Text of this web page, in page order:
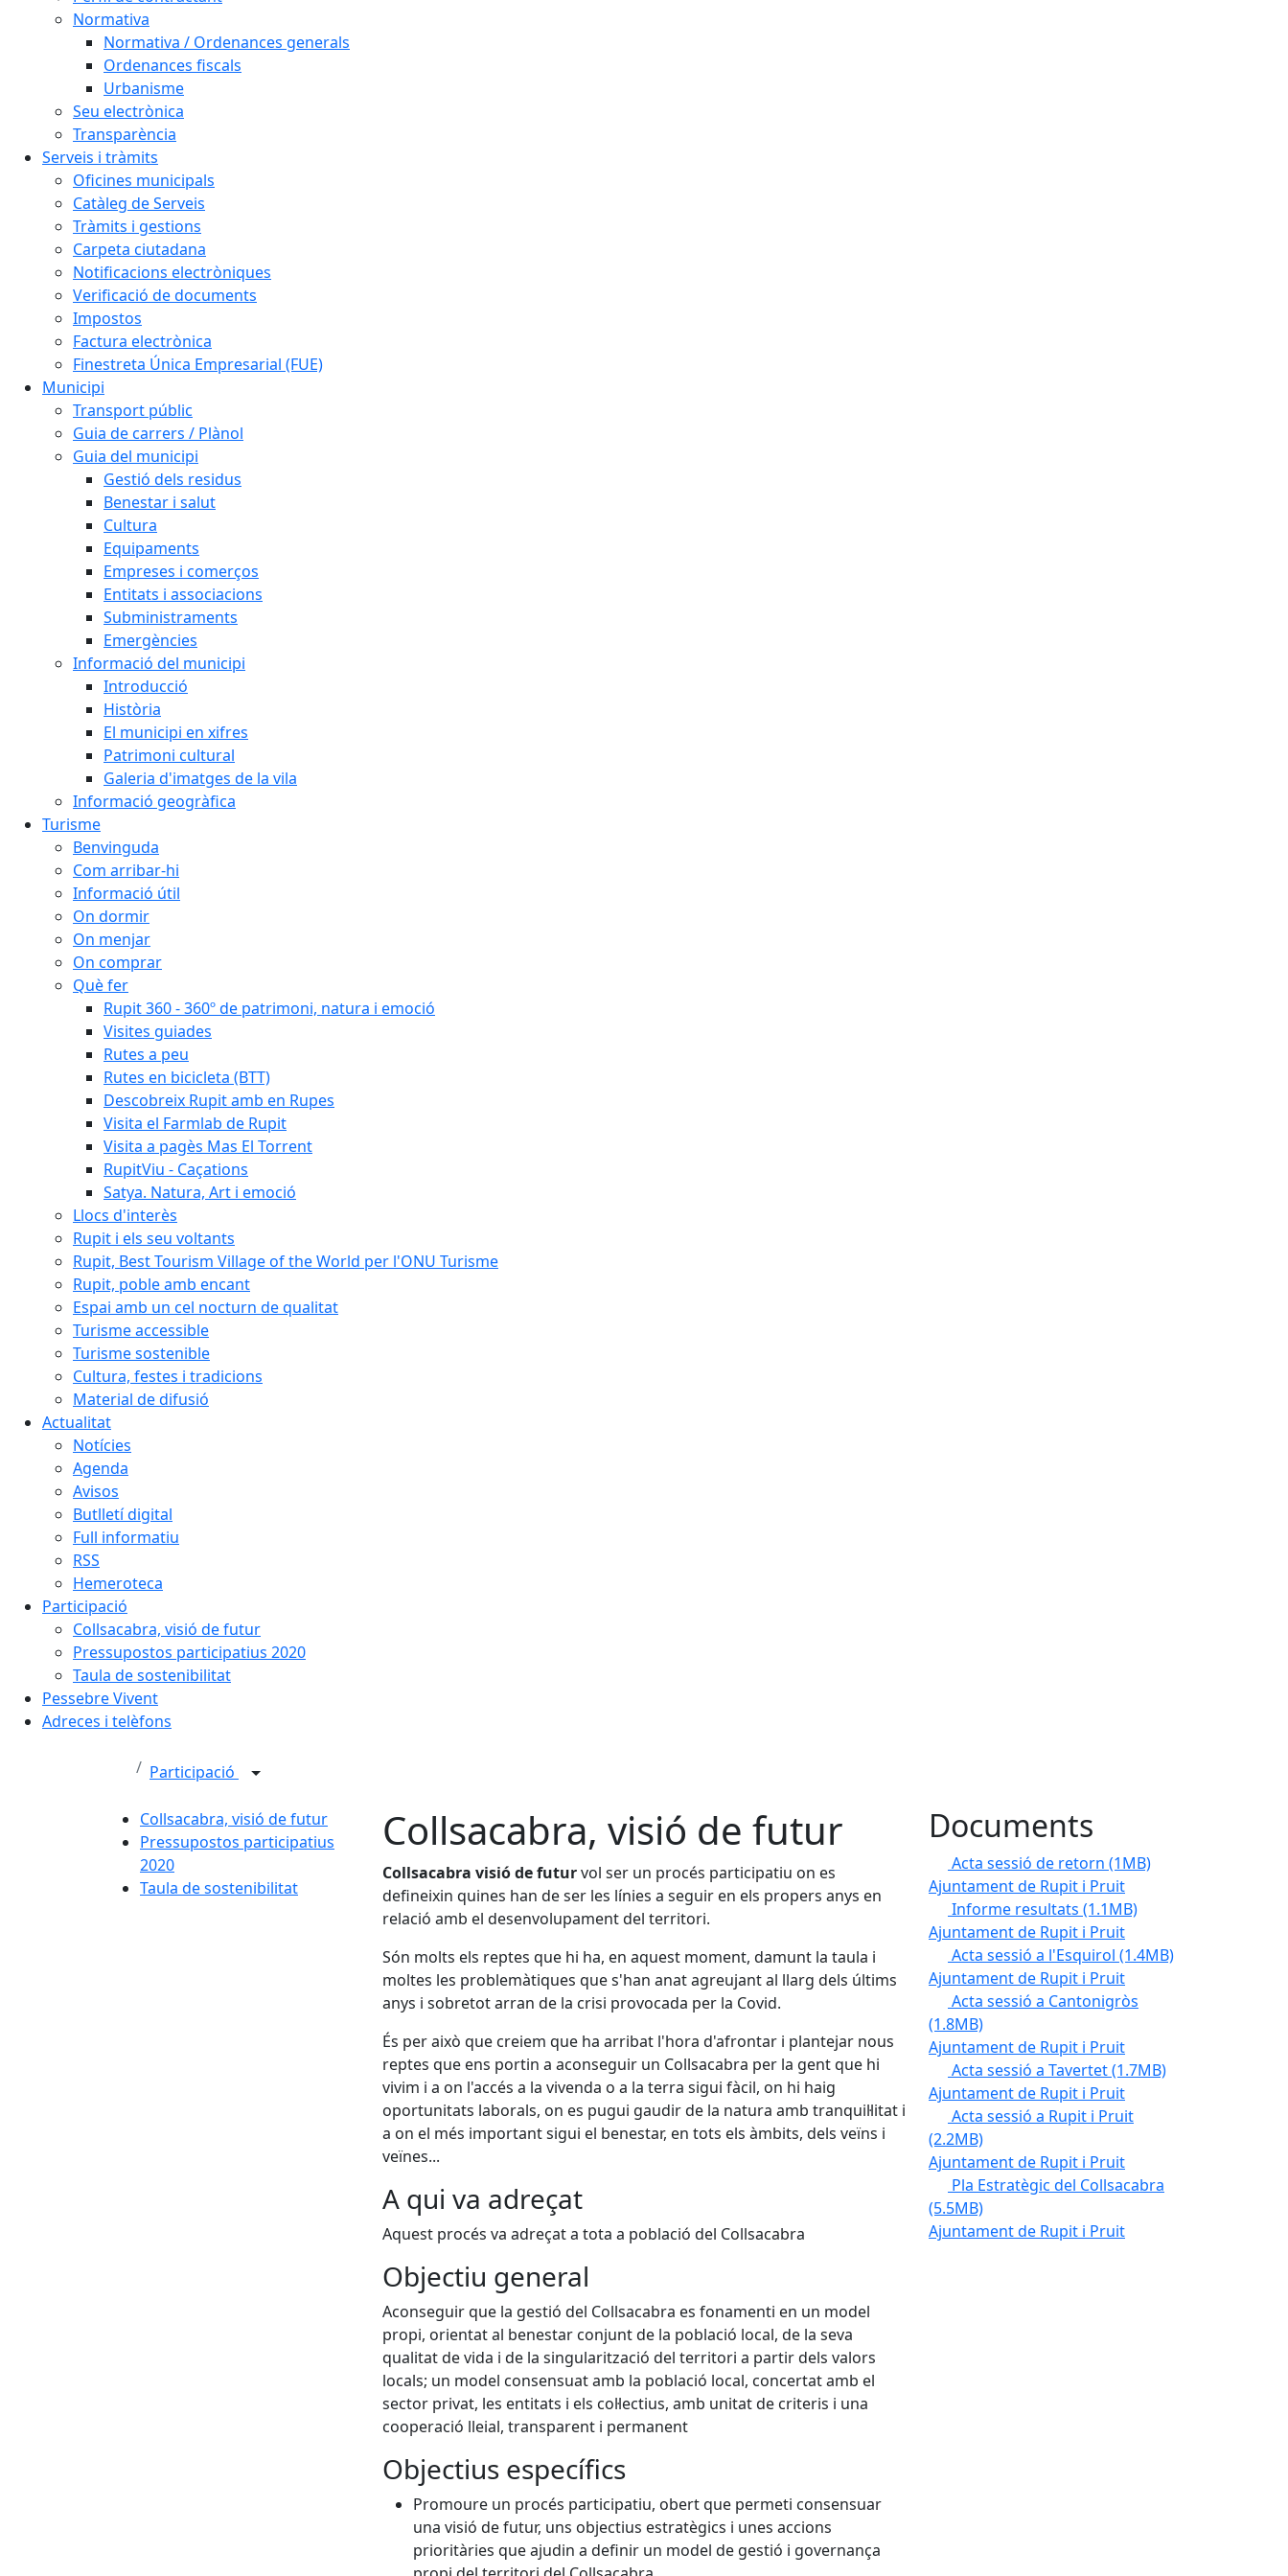
Normativa
Normativa / Ordenances generals
Ordenances fiscals
Urbanisme
Seu electrònica
Transparència
Serveis i tràmits
Oficines municipals
Catàleg de Serveis
Tràmits i gestions
Carpeta ciutadana
Notificacions electròniques
Verificació de documents
Impostos
Factura electrònica
Finestreta Única Empresarial (FUE)
Municipi
Transport públic
Guia de carrers / Plànol
Guia del municipi
Gestió dels residus
Benestar i salut
Cultura
Equipaments
Empreses i comerços
Entitats i associacions
Subministraments
Emergències
Informació del municipi
Introducció
Història
El municipi en xifres
Patrimoni cultural
Galeria d'imatges de la vila
Informació geogràfica
Turisme
Benvinguda
Com arribar-hi
Informació útil
On dormir
On menjar
On comprar
Què fer
Rupit 360 - 360º de patrimoni, natura i emoció
Visites guiades
Rutes a peu
Rutes en bicicleta (BTT)
Descobreix Rupit amb en Rupes
Visita el Farmlab de Rupit
Visita a pagès Mas El Torrent
RupitViu - Caçations
Satya. Natura, Art i emoció
Llocs d'interès
Rupit i els seu voltants
Rupit, Best Tourism Village of the World per l'ONU Turisme
Rupit, poble amb encant
Espai amb un cel nocturn de qualitat
Turisme accessible
Turisme sostenible
Cultura, festes i tradicions
Material de difusió
Actualitat
Notícies
Agenda
Avisos
Butlletí digital
Full informatiu
RSS
Hemeroteca
Participació
Collsacabra, visió de futur
Pressupostos participatius 2020
Taula de sostenibilitat
Pessebre Vivent
Adreces i telèfons
Participació
Collsacabra, visió de futur
Pressupostos participatius
2020
Taula de sostenibilitat
Collsacabra, visió de futur
Collsacabra visió de futurvol ser un procés participatiu on es
defineixin quines han de ser les línies a seguir en els propers anys en
relació amb el desenvolupament del territori.
Són molts els reptes que hi ha, en aquest moment, damunt la taula i
moltes les problemàtiques que s'han anat agreujant al llarg dels últims
anys i sobretot arran de la crisi provocada per la Covid.
És per això que creiem que ha arribat l'hora d'afrontar i plantejar nous
reptes que ens portin a aconseguir un Collsacabra per la gent que hi
vivim i a on l'accés a la vivenda o a la terra sigui fàcil, on hi haig
oportunitats laborals, on es pugui gaudir de la natura amb tranquil·litat i
a on el més important sigui el benestar, en tots els àmbits, dels veïns i
veïnes...
A qui va adreçat
Aquest procés va adreçat a tota a població del Collsacabra
Objectiu general
Aconseguir que la gestió del Collsacabra es fonamenti en un model
propi, orientat al benestar conjunt de la població local, de la seva
qualitat de vida i de la singularització del territori a partir dels valors
locals; un model consensuat amb la població local, concertat amb el
sector privat, les entitats i els col·lectius, amb unitat de criteris i una
cooperació lleial, transparent i permanent
Objectius específics
Promoure un procés participatiu, obert que permeti consensuar
una visió de futur, uns objectius estratègics i unes accions
prioritàries que ajudin a definir un model de gestió i governança
Documents
Acta sessió de retorn (1MB)
Ajuntament de Rupit i Pruit
Informe resultats (1.1MB)
Ajuntament de Rupit i Pruit
Acta sessió a l'Esquirol (1.4MB)
Ajuntament de Rupit i Pruit
Acta sessió a Cantonigròs
(1.8MB)
Ajuntament de Rupit i Pruit
Acta sessió a Tavertet(1.7MB)
Ajuntament de Rupit i Pruit
Acta sessió a Rupit i Pruit
(2.2MB)
Ajuntament de Rupit i Pruit
Pla Estratègic del Collsacabra
(5.5MB)
Ajuntament de Rupit i Pruit